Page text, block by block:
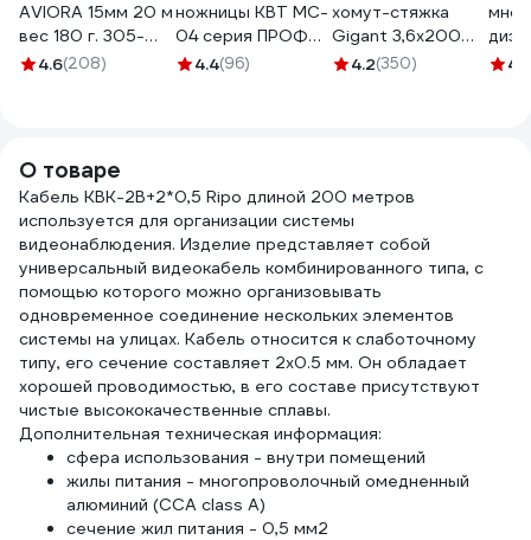
AVIORA 15мм 20 м
вес 180 г. 305-
0654.6(208)
ножницы КВТ MC-
04 серия ПРОФИ
для резки
оболочки 60948
4.4(96)
хомут-стяжка
Gigant 3,6х200
черный, 100 шт
4.2(350) 4.9
О товаре
Кабель КВК-2В+2*0,5 Ripo длиной 200 метров
используется для организации системы
видеонаблюдения. Изделие представляет собой
универсальный видеокабель комбинированного типа, с
помощью которого можно организовывать
одновременное соединение нескольких элементов
системы на улицах. Кабель относится к слаботочному
типу, его сечение составляет 2х0.5 мм. Он обладает
хорошей проводимостью, в его составе присутствуют
чистые высококачественные сплавы.
Дополнительная техническая информация:
сфера использования - внутри помещений
жилы питания - многопроволочный омедненный
алюминий (ССА class A)
сечение жил питания - 0,5 мм2